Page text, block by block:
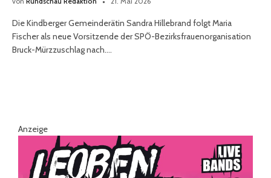
Die Kindberger Gemeinderätin Sandra Hillebrand folgt Maria
Fischer als neue Vorsitzende der SPÖ-Bezirksfrauenorganisation
Bruck-Mürzzuschlag nach.…
Anzeige